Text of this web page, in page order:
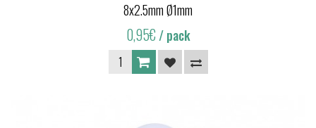
8x2.5mm Ø1mm
0,95€/ pack